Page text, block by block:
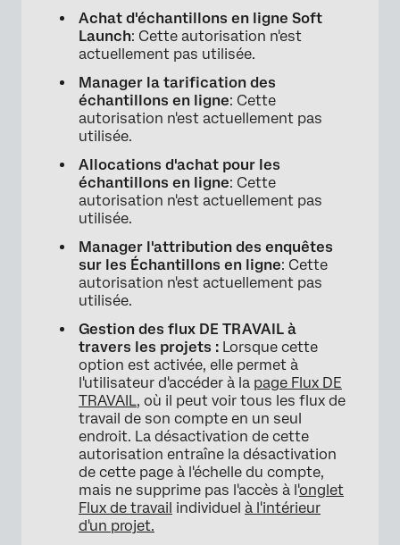
Achat d'échantillons en ligne Soft
Launch: Cette autorisation n'est
actuellement pas utilisée.
Manager la tarification des
échantillons en ligne: Cette
autorisation n'est actuellement pas
utilisée.
Allocations d'achat pour les
échantillons en ligne: Cette
autorisation n'est actuellement pas
utilisée.
Manager l'attribution des enquêtes
sur les Échantillons en ligne: Cette
autorisation n'est actuellement pas
utilisée.
Gestion des flux DE TRAVAIL à
travers les projets : Lorsque cette
option est activée, elle permet à
l'utilisateur d'accéder à la page Flux DE
TRAVAIL, où il peut voir tous les flux de
travail de son compte en un seul
endroit. La désactivation de cette
autorisation entraîne la désactivation
de cette page à l'échelle du compte,
mais ne supprime pas l'accès à l'onglet
Flux de travail individuel à l'intérieur
d'un projet.